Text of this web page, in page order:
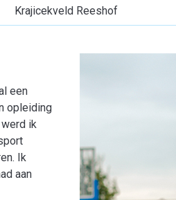
Krajicekveld Reeshof
een
opleiding
ik
Ik
aan